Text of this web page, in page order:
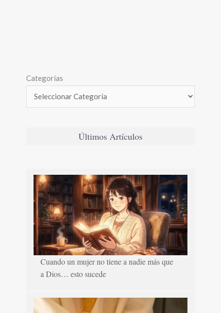
Categorías
Últimos Artículos
Cuando un mujer no tiene a nadie más que
a Dios… esto sucede